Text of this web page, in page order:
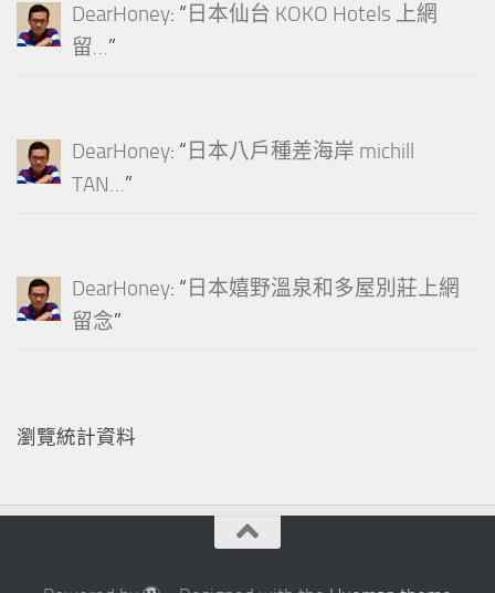
DearHoney: “ 日本仙台 KOKO Hotels 上網
留…”
DearHoney: “ 日本八戶種差海岸 michill
TAN…”
DearHoney: “ 日本嬉野溫泉和多屋別莊上網
留念”
瀏覽統計資料